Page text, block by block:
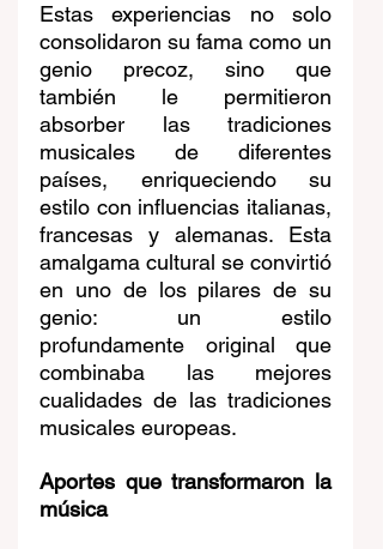
Estas experiencias no solo
consolidaron su fama como un
genio precoz, sino que
también le permitieron
absorber las tradiciones
musicales de diferentes
países, enriqueciendo su
estilo con influencias italianas,
francesas y alemanas. Esta
amalgama cultural se convirtió
en uno de los pilares de su
genio: un estilo
profundamente original que
combinaba las mejores
cualidades de las tradiciones
musicales europeas.
Aportes que transformaron la
música